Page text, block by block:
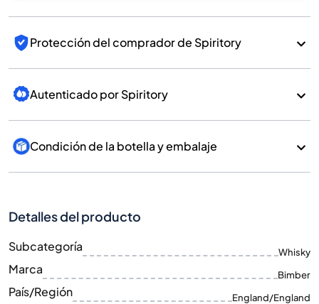
Protección del comprador de Spiritory
Autenticado por Spiritory
Condición de la botella y embalaje
Detalles del producto
Subcategoría Whisky
Marca Bimber
País/Región England/England